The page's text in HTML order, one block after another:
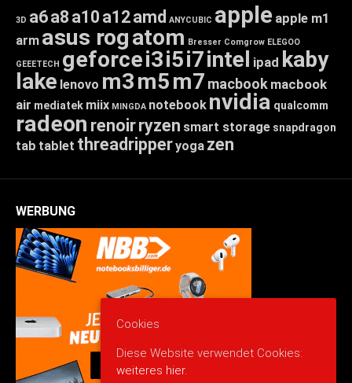
3D a6a8 a10 a12amd ANYCUBIC apple apple m1
arm asus rogatom Bresser Comgrow ELEGOO
GEEETECH geforcei3i5i7intel ipad kaby
lake lenovo m3m5m7 macbook macbook
air mediatek miix MINGDA notebook nvidia qualcomm
radeon renoirryzen smart storage snapdragon
tab tablet threadripperyoga zen
WERBUNG
Cookies
Diese Website verwendet Cookies:
weiteres hier.